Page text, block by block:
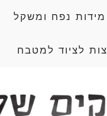
מידות נפח ומשקל
לציוד למטבח